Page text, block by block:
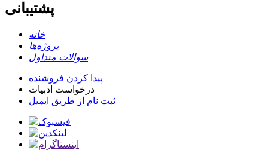
پشتیبانی
خانه
پروژه‌ها
سوالات متداول
پیدا کردن فروشنده
درخواست ادبیات
ثبت نام از طریق ایمیل